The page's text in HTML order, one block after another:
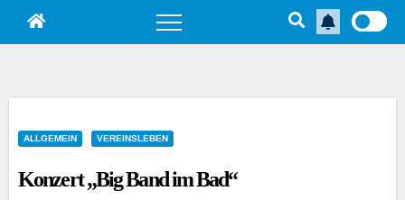
ALLGEMEIN VEREINSLEBEN
Konzert „Big Band im Bad“